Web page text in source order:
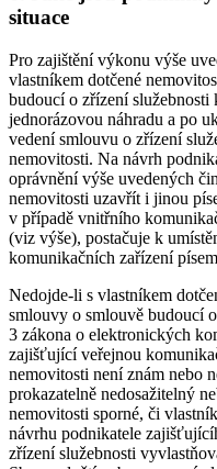
situace
Pro zajištění výkonu výše
vlastníkem dotčené
budoucí o zřízení služebnosti
jednorázovou náhradu a po
vedení smlouvu o zřízení
nemovitosti. Na návrh
oprávnění výše uvedených
nemovitosti uzavřít i jinou
v případě vnitřního
(viz výše), postačuje k
komunikačních zařízení
Nedojde-li s vlastníkem
smlouvy o smlouvě budoucí
3 zákona o elektronických
zajišťující veřejnou
nemovitosti není znám nebo
prokazatelně nedosažitelný
nemovitosti sporné, či
návrhu podnikatele
zřízení služebnosti